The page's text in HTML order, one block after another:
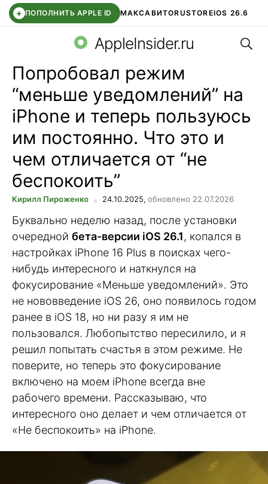
+ ПОПОЛНИТЬ APPLE ID МАКСАВИТОRUSTOREIOS 26.6
СБЕР КИДС ВТБ ОНЛАЙН ЧАТ В ROBLOX
AppleInsider.ru
Попробовал режим
“меньше уведомлений” на
iPhone и теперь пользуюсь
им постоянно. Что это и
чем отличается от “не
беспокоить”
Кирилл Пироженко 24.10.2025, обновлено 22.07.2026
Буквально неделю назад, после установки
очередной бета-версии iOS 26.1, копался в
настройках iPhone 16 Plus в поисках чего-
нибудь интересного и наткнулся на
фокусирование «Меньше уведомлений». Это
не нововведение iOS 26, оно появилось годом
ранее в iOS 18, но ни разу я им не
пользовался. Любопытство пересилило, и я
решил попытать счастья в этом режиме. Не
поверите, но теперь это фокусирование
включено на моем iPhone всегда вне
рабочего времени. Рассказываю, что
интересного оно делает и чем отличается от
«Не беспокоить» на iPhone.